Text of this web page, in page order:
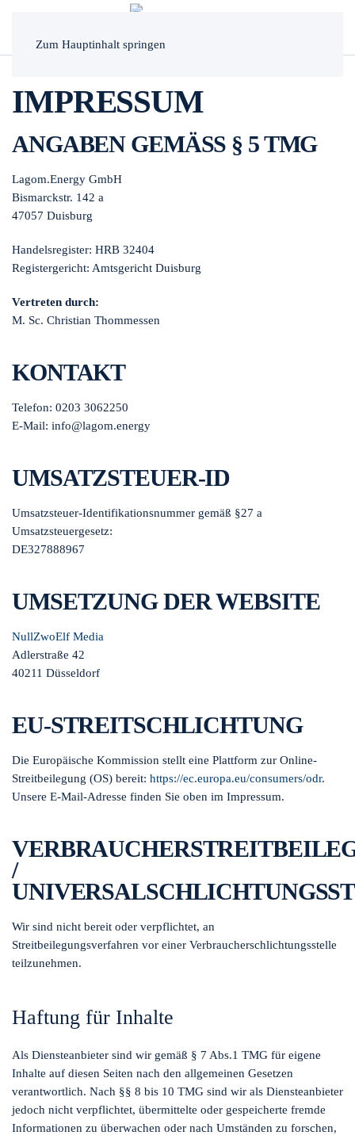
Zum Hauptinhalt springen
IMPRESSUM
ANGABEN GEMÄSS § 5 TMG
Lagom.Energy GmbH
Bismarckstr. 142 a
47057 Duisburg
Handelsregister: HRB 32404
Registergericht: Amtsgericht Duisburg
Vertreten durch:
M. Sc. Christian Thommessen
KONTAKT
Telefon: 0203 3062250
E-Mail: info@lagom.energy
UMSATZSTEUER-ID
Umsatzsteuer-Identifikationsnummer gemäß §27 a
Umsatzsteuergesetz:
DE327888967
UMSETZUNG DER WEBSITE
NullZwoElf Media
Adlerstraße 42
40211 Düsseldorf
EU-STREITSCHLICHTUNG
Die Europäische Kommission stellt eine Plattform zur Online-
Streitbeilegung (OS) bereit: https://ec.europa.eu/consumers/odr.
Unsere E-Mail-Adresse finden Sie oben im Impressum.
/
Wir sind nicht bereit oder verpflichtet, an
Streitbeilegungsverfahren vor einer Verbraucherschlichtungsstelle
teilzunehmen.
Haftung für Inhalte
Als Diensteanbieter sind wir gemäß § 7 Abs.1 TMG für eigene
Inhalte auf diesen Seiten nach den allgemeinen Gesetzen
verantwortlich. Nach §§ 8 bis 10 TMG sind wir als Diensteanbieter
jedoch nicht verpflichtet, übermittelte oder gespeicherte fremde
Informationen zu überwachen oder nach Umständen zu forschen,